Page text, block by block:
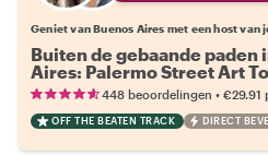
Geniet van Buenos Aires met een host van
Buiten de gebaande paden
Aires: Palermo Street Art
448 beoordelingen • €29.91
OFF THE BEATEN TRACK DIRECT